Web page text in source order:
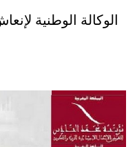
الوكالة الوطنية